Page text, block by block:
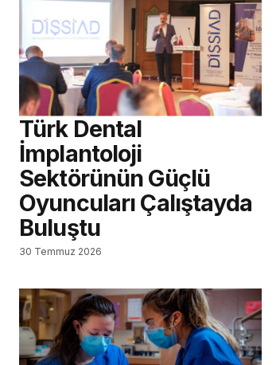
Türk Dental
İmplantoloji
Sektörünün Güçlü
Oyuncuları Çalıştayda
Buluştu
30 Temmuz 2026